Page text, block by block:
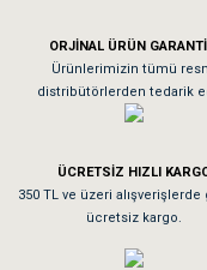
As**** Tu******
Tavşanım kafesinin
Sa**** On******
ORJİNAL ÜRÜN
Ürünlerimizin tümü
distribütörlerden tedarik
ÜCRETSİZ HIZLI
350 TL ve üzeri
ücretsiz kargo.